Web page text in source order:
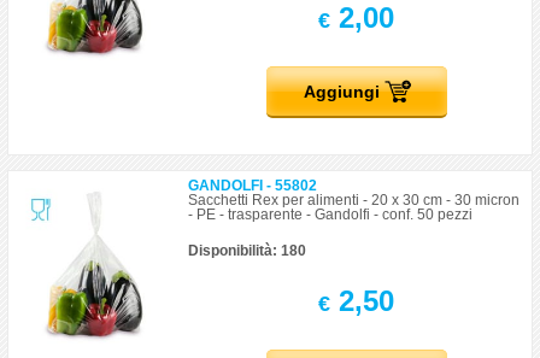
€ 2,00
Aggiungi
GANDOLFI - 55802
Sacchetti Rex per alimenti - 20 x 30 cm - 30 micron
- PE - trasparente - Gandolfi - conf. 50 pezzi
Disponibilità: 180
€ 2,50